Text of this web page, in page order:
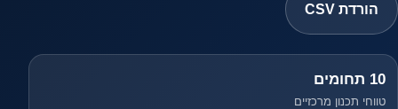
הורדת CSV
10 תחומים
טווחי תכנון מרכזיים